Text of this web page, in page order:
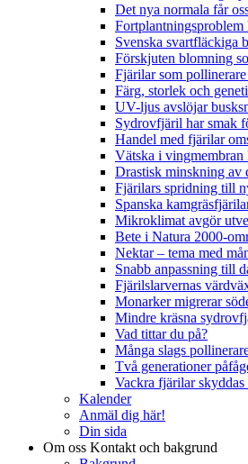
Det nya normala får
Fortplantningsproblem
Svenska svartfläckiga
Förskjuten blomning
Fjärilar som
Färg, storlek och
UV-ljus avslöjar
Sydrovfjäril har smak
Handel med fjärilar
Vätska i
Drastisk minskning av
Fjärilars spridning till
Spanska
Mikroklimat avgör
Bete i Natura 2000-
Nektar – tema med
Snabb anpassning till
Fjärilslarvernas
Monarker migrerar
Mindre kräsna
Vad tittar du på?
Många slags
Två generationer
Vackra fjärilar
Kalender
Anmäl dig här!
Din sida
Om oss Kontakt och bakgrund